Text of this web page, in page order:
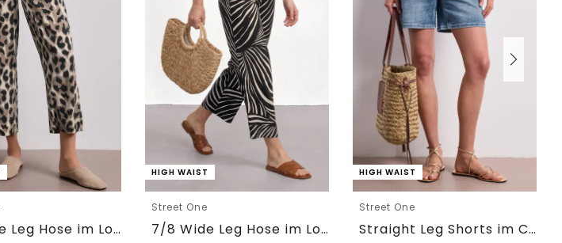
7/8 Wide Leg Hose im Loose Fit mit Print
HIGH WAIST
Street One
7/8 Wide Leg Hose im Loose Fit
HIGH WAIST
Street One
Straight Leg Shorts im Casual Fit